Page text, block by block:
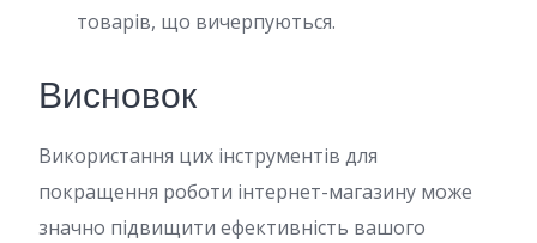
товарів, що вичерпуються.
Висновок
Використання цих інструментів для
покращення роботи інтернет-магазину може
значно підвищити ефективність вашого